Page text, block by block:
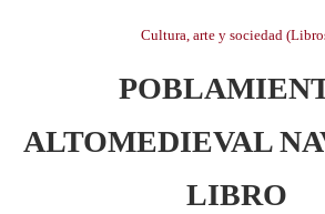
Cultura, arte y sociedad
ALTOMEDIEVAL
LIBRO